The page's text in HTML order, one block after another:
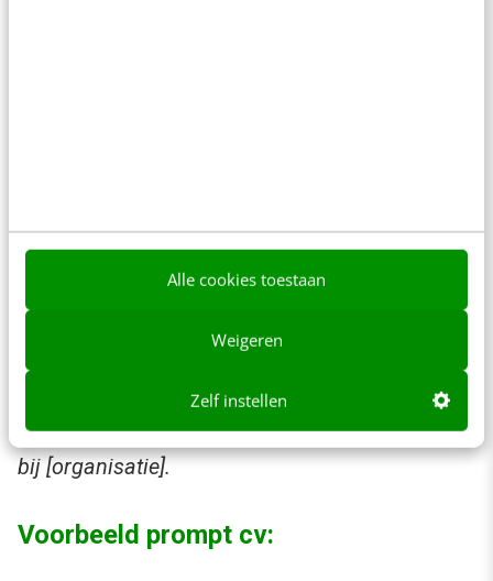
Alle cookies toestaan
Weigeren
Zelf instellen
Voorbeeld prompt analyse
cv/LinkedIn:
me welke vaardigheden en vakkennis ik
onbewust ben vergeten te benoemen die wel
belangrijk zijn voor de functie van [functietitel]
bij [organisatie].
Voorbeeld prompt cv: